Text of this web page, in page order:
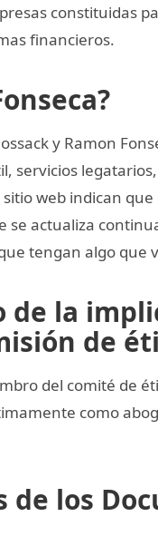
constituidas
financieros.
y Ramon
servicios
web indican
se actualiza
tengan algo que
de la
de
del comité de
como
de los